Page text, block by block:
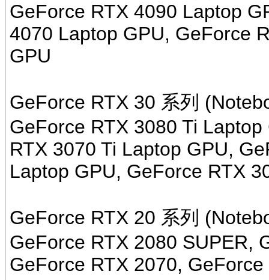
GeForce RTX 4090 Laptop
4070 Laptop GPU, GeForce
GPU
GeForce RTX 30 系列
GeForce RTX 3080 Ti
RTX 3070 Ti Laptop GPU,
Laptop GPU, GeForce RTX
GeForce RTX 20 系列
GeForce RTX 2080 SUPER,
GeForce RTX 2070,